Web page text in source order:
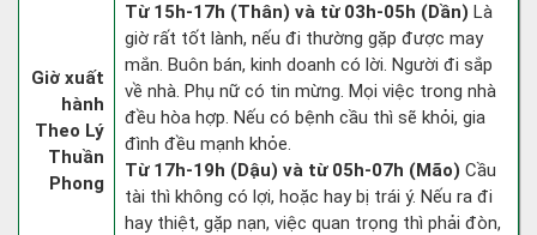
Giờ xuất
hành
Theo Lý
Thuần
Phong
Từ 15h-17h (Thân) và từ 03h-05h (Dần) Là
giờ rất tốt lành, nếu đi thường gặp được may
mắn. Buôn bán, kinh doanh có lời. Người đi sắp
về nhà. Phụ nữ có tin mừng. Mọi việc trong nhà
đều hòa hợp. Nếu có bệnh cầu thì sẽ khỏi, gia
đình đều mạnh khỏe.
Từ 17h-19h (Dậu) và từ 05h-07h (Mão) Cầu
tài thì không có lợi, hoặc hay bị trái ý. Nếu ra đi
hay thiệt, gặp nạn, việc quan trọng thì phải đòn,